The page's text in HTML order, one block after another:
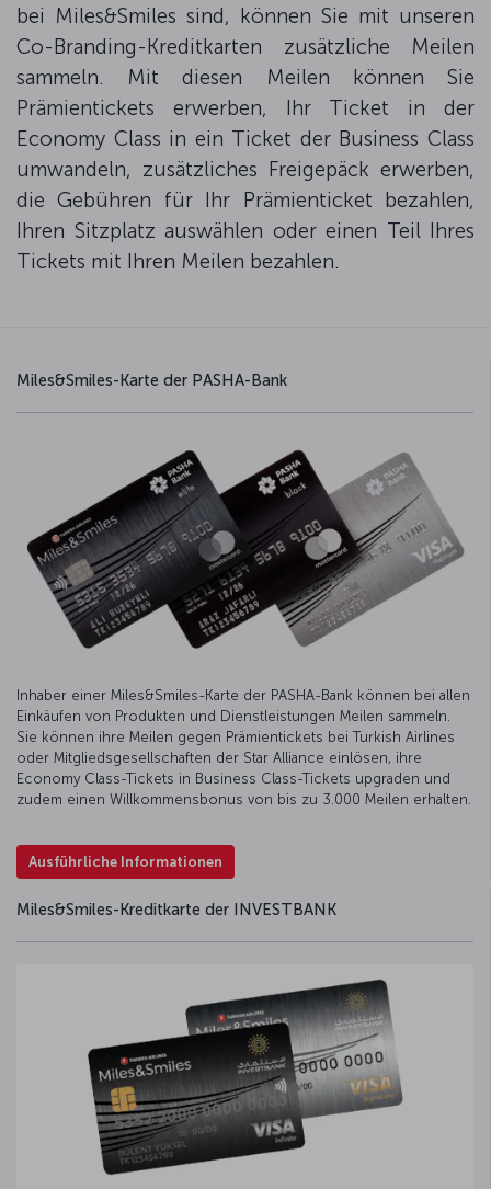
bei Miles&Smiles sind, können Sie mit unseren
Co-Branding-Kreditkarten zusätzliche Meilen
sammeln. Mit diesen Meilen können Sie
Prämientickets erwerben, Ihr Ticket in der
Economy Class in ein Ticket der Business Class
umwandeln, zusätzliches Freigepäck erwerben,
die Gebühren für Ihr Prämienticket bezahlen,
Ihren Sitzplatz auswählen oder einen Teil Ihres
Tickets mit Ihren Meilen bezahlen.
Miles&Smiles-Karte der PASHA-Bank
Inhaber einer Miles&Smiles-Karte der PASHA-Bank können bei allen
Einkäufen von Produkten und Dienstleistungen Meilen sammeln.
Sie können ihre Meilen gegen Prämientickets bei Turkish Airlines
oder Mitgliedsgesellschaften der Star Alliance einlösen, ihre
Economy Class-Tickets in Business Class-Tickets upgraden und
zudem einen Willkommensbonus von bis zu 3.000 Meilen erhalten.
Ausführliche Informationen
Miles&Smiles-Kreditkarte der INVESTBANK